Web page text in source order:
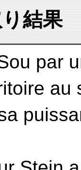
結果
par
au